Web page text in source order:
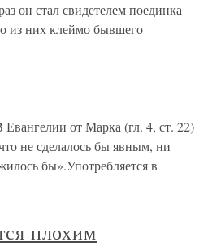
он стал свидетелем поединка
из них клеймо бывшего
от Марка (гл. 4, ст. 22)
не сделалось бы явным, ни
бы».Употребляется в
плохим